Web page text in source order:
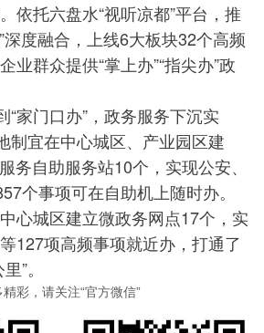
依托六盘水“视听凉都”平台，推
深度融合，上线6大板块32个高频
业群众提供“掌上办”“指尖办”政
家门口办”，政务服务下沉实
制宜在中心城区、产业园区建
务自助服务站10个，实现公安、
个事项可在自助机上随时办。
心城区建立微政务网点17个，实
127项高频事项就近办，打通了
”。
精彩，请关注“官方微信”